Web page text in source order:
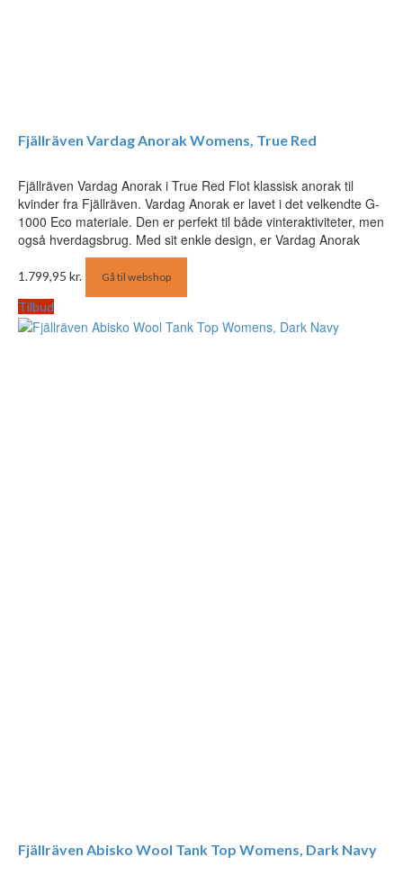
Fjällräven Vardag Anorak Womens, True Red
Fjällräven Vardag Anorak i True Red Flot klassisk anorak til
kvinder fra Fjällräven. Vardag Anorak er lavet i det velkendte G-
1000 Eco materiale. Den er perfekt til både vinteraktiviteter, men
også hverdagsbrug. Med sit enkle design, er Vardag Anorak
1.799,95 kr. Gå til webshop
Tilbud
Fjällräven Abisko Wool Tank Top Womens, Dark Navy